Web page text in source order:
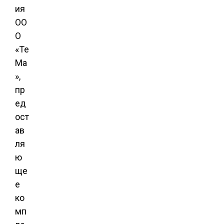
ия
ОО
О
«Те
Ма
»,
пр
ед
ост
ав
ля
ю
ще
е
ко
мп